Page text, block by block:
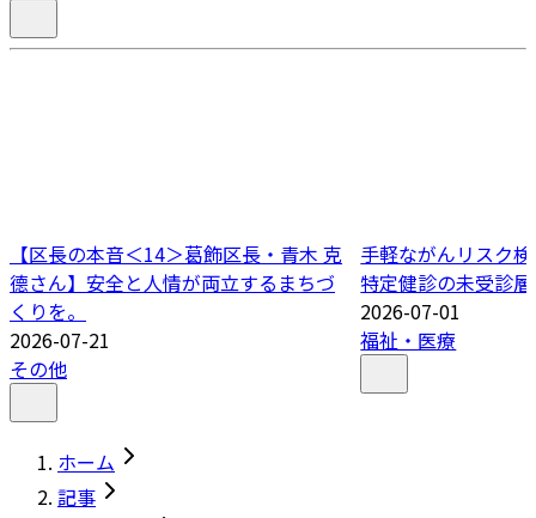
【区長の本音＜14＞葛飾区長・青木 克
德さん】安全と人情が両立するまちづ
くりを。
2026-07-21
その他
手軽ながんリスク
特定健診の未受診
2026-07-01
福祉・医療
ホーム
記事